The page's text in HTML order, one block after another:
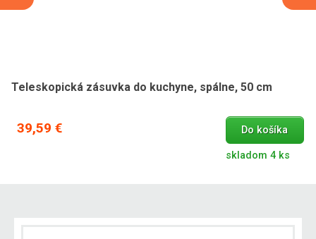
Teleskopická zásuvka do kuchyne, spálne, 50 cm
39,59 € Do košíka
skladom 4 ks